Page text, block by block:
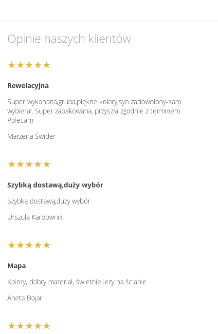
Opinie naszych klientów
★★★★★
Rewelacyjna
Super wykonana,gruba,piękne kolory,syn zadowolony-sam
wybierał. Super zapakowana, przyszła zgodnie z terminem.
Polecam
Marzena Świder
★★★★★
Szybką dostawą,duży wybór
Szybką dostawą,duży wybór
Urszula Karbownik
★★★★★
Mapa
Kolory, dobry materiał, świetnie leży na ścianie
Aneta Bojar
★★★★★